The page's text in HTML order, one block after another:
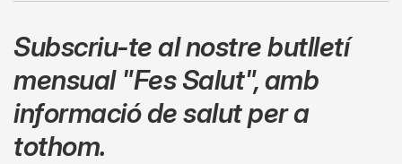
Subscriu-te al nostre butlletí
mensual "Fes Salut",amb
informació de salut per a
tothom.